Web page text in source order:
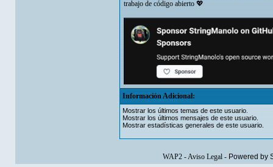
trabajo de código abierto 💖
Información Adicional:
Mostrar los últimos temas de este usuario.
Mostrar los últimos mensajes de este usuario.
Mostrar estadísticas generales de este usuario.
WAP2-Aviso Legal- Powered by